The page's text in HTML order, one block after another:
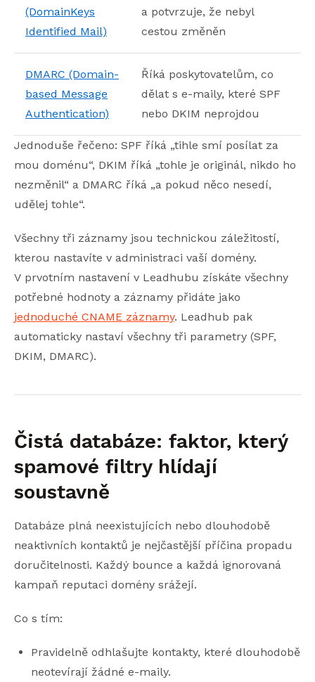
(DomainKeys
Identified Mail)
a potvrzuje, že nebyl
cestou změněn
DMARC (Domain-
based Message
Authentication)
Říká poskytovatelům, co
dělat s e-maily, které SPF
nebo DKIM neprojdou
Jednoduše řečeno: SPF říká „tihle smí posílat za
mou doménu“, DKIM říká „tohle je originál, nikdo ho
nezměnil“ a DMARC říká „a pokud něco nesedí,
udělej tohle“.
Všechny tři záznamy jsou technickou záležitostí,
kterou nastavíte v administraci vaší domény.
V prvotním nastavení v Leadhubu získáte všechny
potřebné hodnoty a záznamy přidáte jako
jednoduché CNAME záznamy. Leadhub pak
automaticky nastaví všechny tři parametry (SPF,
DKIM, DMARC).
Čistá databáze: faktor, který
spamové filtry hlídají
soustavně
Databáze plná neexistujících nebo dlouhodobě
neaktivních kontaktů je nejčastější příčina propadu
doručitelnosti. Každý bounce a každá ignorovaná
kampaň reputaci domény srážejí.
Co s tím:
Pravidelně odhlašujte kontakty, které dlouhodobě
neotevírají žádné e-maily.